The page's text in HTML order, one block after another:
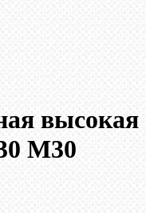
высокая
М30